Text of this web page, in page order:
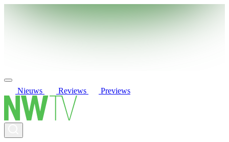
Nieuws Reviews Previews